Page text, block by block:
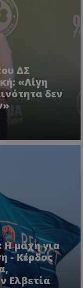
ΔΣ
«Λίγη
δεν
Η μάχη για
- Κέρδος
Ελβετία